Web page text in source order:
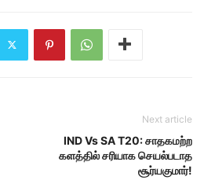
Next article
IND Vs SA T20: சாதகமற்ற
களத்தில் சரியாக செயல்படாத
சூர்யகுமார்!